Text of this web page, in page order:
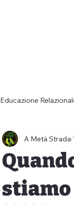
Educazione
stiamo
A Metà Strada